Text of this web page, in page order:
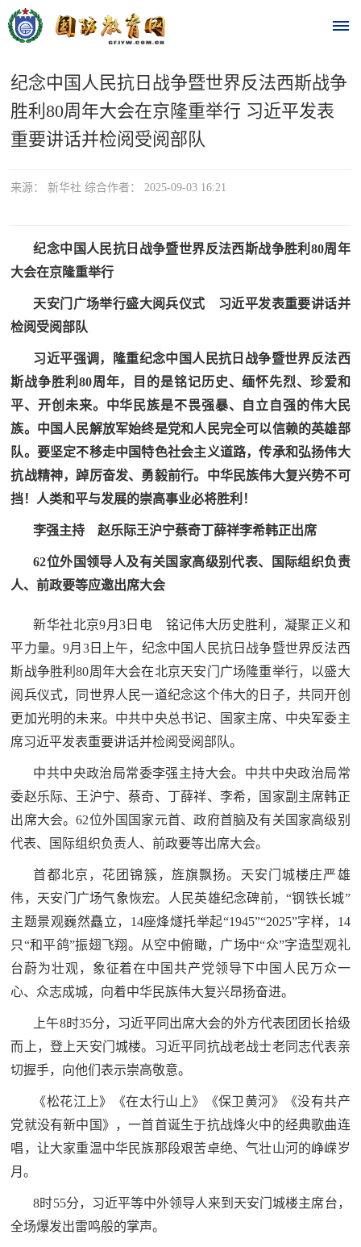
首
时
政
政
闻
追
踪
热
点
追
踪
国
法
规
国
防
规
国
知
识
国
防
知
识
全
民
国
防
国
防
子
弟
兵
兵
国
防
动
员
国
防
动
员
人
防
人
民
国
纪念中国人民抗日战争暨世界反法西斯战争
胜利80周年大会在京隆重举行 习近平发表
重要讲话并检阅受阅部队
来源： 新华社 综合作者： 2025-09-03 16:21
纪念中国人民抗日战争暨世界反法西斯战争胜利80周年
大会在京隆重举行
天安门广场举行盛大阅兵仪式 习近平发表重要讲话并
检阅受阅部队
习近平强调，隆重纪念中国人民抗日战争暨世界反法西
斯战争胜利80周年，目的是铭记历史、缅怀先烈、珍爱和
平、开创未来。中华民族是不畏强暴、自立自强的伟大民
族。中国人民解放军始终是党和人民完全可以信赖的英雄部
队。要坚定不移走中国特色社会主义道路，传承和弘扬伟大
抗战精神，踔厉奋发、勇毅前行。中华民族伟大复兴势不可
挡！人类和平与发展的崇高事业必将胜利！
李强主持 赵乐际王沪宁蔡奇丁薛祥李希韩正出席
62位外国领导人及有关国家高级别代表、国际组织负责
人、前政要等应邀出席大会
新华社北京9月3日电 铭记伟大历史胜利，凝聚正义和
平力量。9月3日上午，纪念中国人民抗日战争暨世界反法西
斯战争胜利80周年大会在北京天安门广场隆重举行，以盛大
阅兵仪式，同世界人民一道纪念这个伟大的日子，共同开创
更加光明的未来。中共中央总书记、国家主席、中央军委主
席习近平发表重要讲话并检阅受阅部队。
中共中央政治局常委李强主持大会。中共中央政治局常
委赵乐际、王沪宁、蔡奇、丁薛祥、李希，国家副主席韩正
出席大会。62位外国国家元首、政府首脑及有关国家高级别
代表、国际组织负责人、前政要等出席大会。
首都北京，花团锦簇，旌旗飘扬。天安门城楼庄严雄
伟，天安门广场气象恢宏。人民英雄纪念碑前，“钢铁长城”
主题景观巍然矗立，14座烽燧托举起“1945”“2025”字样，14
只“和平鸽”振翅飞翔。从空中俯瞰，广场中“众”字造型观礼
台蔚为壮观，象征着在中国共产党领导下中国人民万众一
心、众志成城，向着中华民族伟大复兴昂扬奋进。
上午8时35分，习近平同出席大会的外方代表团团长拾级
而上，登上天安门城楼。习近平同抗战老战士老同志代表亲
切握手，向他们表示崇高敬意。
《松花江上》《在太行山上》《保卫黄河》《没有共产
党就没有新中国》，一首首诞生于抗战烽火中的经典歌曲连
唱，让大家重温中华民族那段艰苦卓绝、气壮山河的峥嵘岁
月。
8时55分，习近平等中外领导人来到天安门城楼主席台，
全场爆发出雷鸣般的掌声。